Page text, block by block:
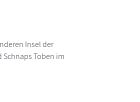
Insel der
Toben im